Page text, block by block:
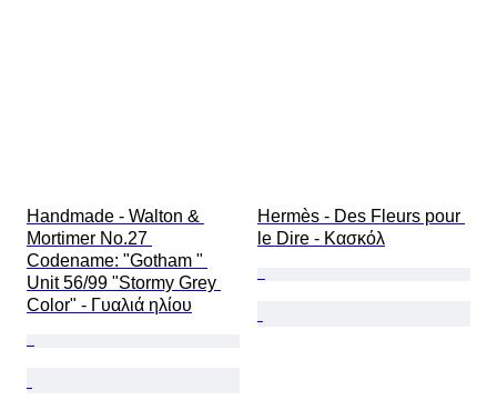
Handmade - Walton &
Mortimer No.27
Codename: "Gotham "
Unit 56/99 "Stormy Grey
Color" - Γυαλιά ηλίου
Hermès - Des Fleurs pour
le Dire - Κασκόλ